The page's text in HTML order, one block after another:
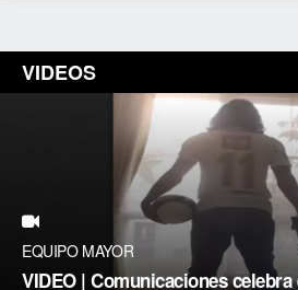
VIDEOS
EQUIPO MAYOR
VIDEO | Comunicaciones